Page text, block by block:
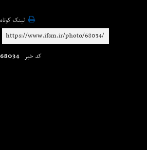
لینک کوتاه
کد خبر 68034